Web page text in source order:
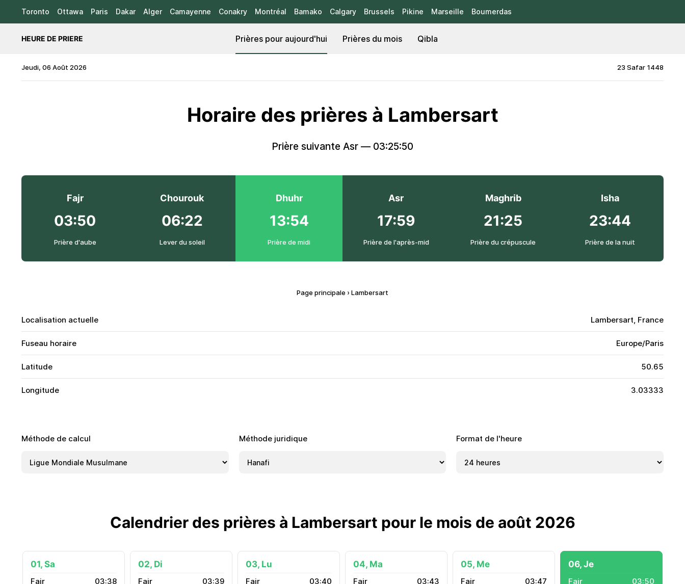
Toronto Ottawa Paris Dakar Alger Camayenne Conakry Montréal Bamako Calgary Brussels Pikine Marseille Boumerdas
HEURE DE PRIERE Prières pour aujourd'hui Prières du mois Qibla
Jeudi, 06 Août 2026 23 Safar 1448
Horaire des prières à Lambersart
Prière suivante Asr — 03:25:50
Fajr
03:50
Prière d'aube
Chourouk
06:22
Lever du soleil
Dhuhr
13:54
Prière de midi
Asr
17:59
Prière de l'après-mid
Maghrib
21:25
Prière du crépuscule
Isha
23:44
Prière de la nuit
Page principale › Lambersart
Localisation actuelle Lambersart, France
Fuseau horaire Europe/Paris
Latitude 50.65
Longitude 3.03333
Méthode de calcul Méthode juridique Format de l'heure
Calendrier des prières à Lambersart pour le mois de août 2026
01, Sa
03:38
02, Di
03:39
03, Lu
03:40
04, Ma
03:43
05, Me
03:47
06, Je
03:50